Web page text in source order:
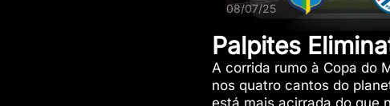
08/07/25
Palpites
A corrida rumo à Copa do
nos quatro cantos do
está mais acirrada do que